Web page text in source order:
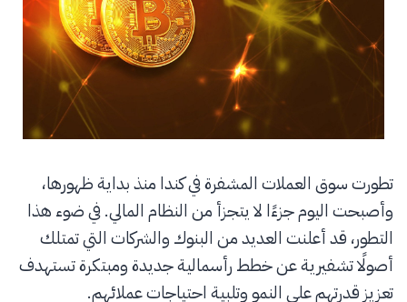
تطورت سوق العملات المشفرة في كندا منذ بداية ظهورها،
وأصبحت اليوم جزءًا لا يتجزأ من النظام المالي. في ضوء هذا
التطور، قد أعلنت العديد من البنوك والشركات التي تمتلك
أصولًا تشفيرية عن خطط رأسمالية جديدة ومبتكرة تستهدف
تعزيز قدرتهم على النمو وتلبية احتياجات عملائهم.